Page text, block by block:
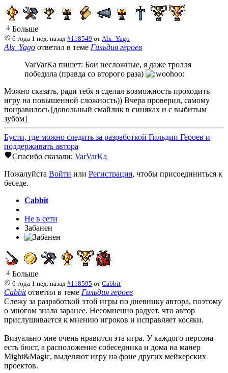
Больше
6 года 1 нед. назад #118549 от Alx_Yago
Alx_Yago ответил в теме Гильдия героев
VarVarKa пишет: Бои несложные, я даже тролля
победила (правда со второго раза)
Можно сказать, ради тебя я сделал возможность проходить
игру на повышенной сложность)) Вчера проверил, самому
понравилось [довольный смайлик в синяках и с выбитым
зубом]
Бусти, где можно следить за разработкой Гильдии Героев и
поддерживать автора
Спасибо сказали: VarVarKa
Пожалуйста Войти или Регистрация, чтобы присоединиться к
беседе.
Cabbit
Не в сети
Забанен
Больше
6 года 1 нед. назад #118595 отCabbit
Cabbitответил в теме Гильдия героев
Слежу за разработкой этой игры по дневнику автора, поэтому
о многом знала заранее. Несомненно радует, что автор
прислушивается к мнению игроков и исправляет косяки.
Визуально мне очень нравится эта игра. У каждого персона
есть бюст, а расположение собеседника и дома на манер
Might&Magic, выделяют игру на фоне других мейкерских
проектов.